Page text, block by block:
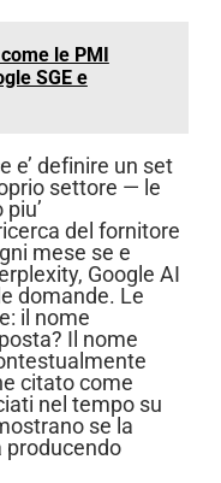
le PMI
SGE e
e’ definire un set
settore — le
del fornitore
mese se e
Google AI
domande. Le
il nome
Il nome
citato come
nel tempo su
se la
producendo